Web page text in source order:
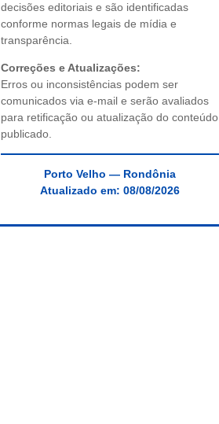
decisões editoriais e são identificadas
conforme normas legais de mídia e
transparência.
Correções e Atualizações:
Erros ou inconsistências podem ser
comunicados via e-mail e serão avaliados
para retificação ou atualização do conteúdo
publicado.
Porto Velho — Rondônia
Atualizado em: 08/08/2026